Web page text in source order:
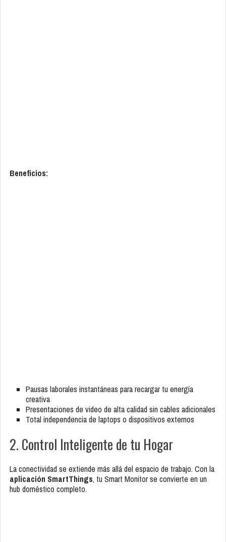
Beneficios:
Pausas laborales instantáneas para recargar tu energía
creativa
Presentaciones de video de alta calidad sin cables adicionales
Total independencia de laptops o dispositivos externos
2. Control Inteligente de tu Hogar
La conectividad se extiende más allá del espacio de trabajo. Con la
aplicación SmartThings, tu Smart Monitor se convierte en un
hub doméstico completo.